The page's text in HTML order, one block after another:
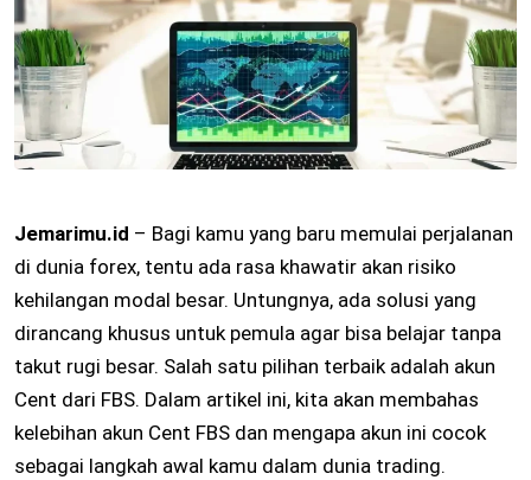
Jemarimu.id – Bagi kamu yang baru memulai perjalanan
di dunia forex, tentu ada rasa khawatir akan risiko
kehilangan modal besar. Untungnya, ada solusi yang
dirancang khusus untuk pemula agar bisa belajar tanpa
takut rugi besar. Salah satu pilihan terbaik adalah akun
Cent dari FBS. Dalam artikel ini, kita akan membahas
kelebihan akun Cent FBS dan mengapa akun ini cocok
sebagai langkah awal kamu dalam dunia trading.